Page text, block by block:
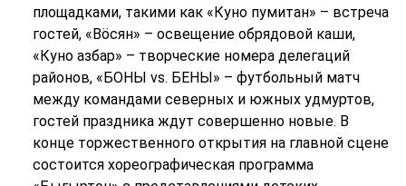
площадками, такими как «Куно пумитан» – встреча
гостей, «Вӧсян» – освещение обрядовой каши,
«Куно азбар» – творческие номера делегаций
районов, «БОНЫ vs. БЕНЫ» – футбольный матч
между командами северных и южных удмуртов,
гостей праздника ждут совершенно новые. В
конце торжественного открытия на главной сцене
состоится хореографическая программа